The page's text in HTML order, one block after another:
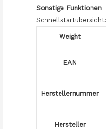
Sonstige Funktionen
Weight
EAN
Herstellernummer
Hersteller